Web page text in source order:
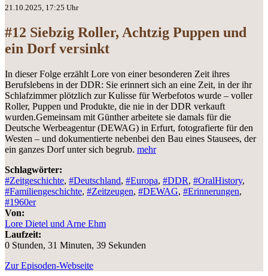
21.10.2025, 17:25 Uhr
#12 Siebzig Roller, Achtzig Puppen und
ein Dorf versinkt
In dieser Folge erzählt Lore von einer besonderen Zeit ihres
Berufslebens in der DDR: Sie erinnert sich an eine Zeit, in der ihr
Schlafzimmer plötzlich zur Kulisse für Werbefotos wurde – voller
Roller, Puppen und Produkte, die nie in der DDR verkauft
wurden.Gemeinsam mit Günther arbeitete sie damals für die
Deutsche Werbeagentur (DEWAG) in Erfurt, fotografierte für den
Westen – und dokumentierte nebenbei den Bau eines Stausees, der
ein ganzes Dorf unter sich begrub. mehr
Schlagwörter:
#Zeitgeschichte, #Deutschland, #Europa, #DDR, #OralHistory,
#Familiengeschichte, #Zeitzeugen, #DEWAG, #Erinnerungen,
#1960er
Von:
Lore Dietel und Arne Ehm
Laufzeit:
0 Stunden, 31 Minuten, 39 Sekunden
Zur Episoden-Webseite